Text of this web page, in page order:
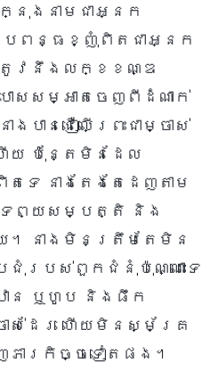
ងនាមជាអ្នក
រពន្ធខ្ញុំពិតជាអ្នក
ត្រូវនឹងលក្ខខណ្ឌ
សសម្អាតចេញពីដំណាក់
បានជឿលើព្រះជាម្ចាស់
យ ប៉ុន្តែមិនដែល
ទេ នាងតែងតែដេញតាម
ព្យសម្បត្តិ និង
។ នាងមិនត្រឹមតែមិន
របស់ពួកជំនុំប៉ុណ្ណោះទេ
ាន ឬហូប និងផឹក
ាស់ដែរ ហើយមិនស្ម័គ្រ
ារកិច្ចទៀតផង។